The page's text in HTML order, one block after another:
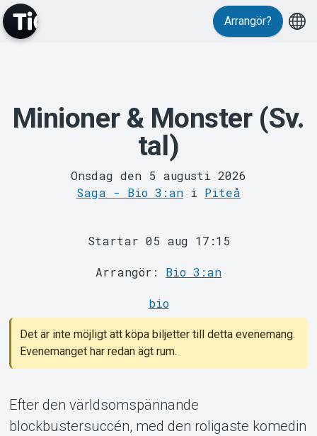
MyTickster
Support
Arrangör?
Minioner & Monster (Sv.
tal)
Onsdag den 5 augusti 2026
Saga - Bio 3:an i Piteå
Startar 05 aug 17:15
Arrangör: Bio 3:an
bio
Det är inte möjligt att köpa biljetter till detta evenemang.
Evenemanget har redan ägt rum.
Efter den världsomspännande
blockbustersuccén, med den roligaste komedin